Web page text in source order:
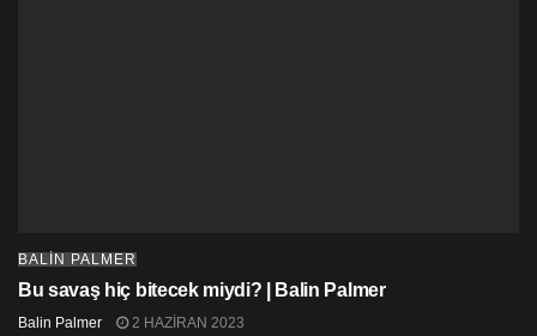
BALIN PALMER
Bu savaş hiç bitecek miydi? | Balin Palmer
Balin Palmer 2 HAZIRAN 2023